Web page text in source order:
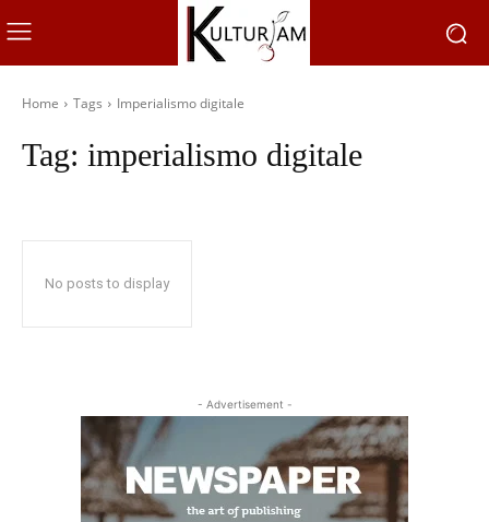
Home Tags Imperialismo digitale
Tag: imperialismo digitale
No posts to display
- Advertisement -